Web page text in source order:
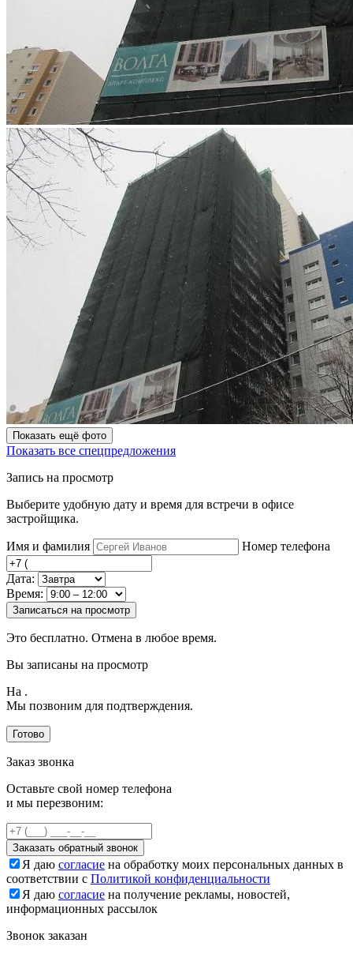
Показать ещё фото
Показать все спецпредложения
Запись на просмотр
Выберите удобную дату и время для встречи в офисе
застройщика.
Имя и фамилия Номер телефона
Дата:
Время:
Записаться на просмотр
Это бесплатно. Отмена в любое время.
Вы записаны на просмотр
На .
Мы позвоним для подтверждения.
Готово
Заказ звонка
Оставьте свой номер телефона
и мы перезвоним:
Заказать обратный звонок
Я даю согласие на обработку моих персональных данных в
соответствии с Политикой конфиденциальности
Я даю согласие на получение рекламы, новостей,
информационных рассылок
Звонок заказан